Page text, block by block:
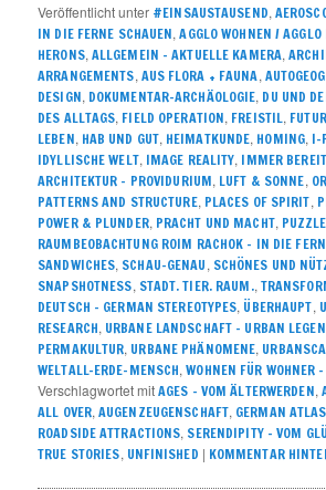
Veröffentlicht unter #EINSAUSTAUSEND,
IN DIE FERNE SCHAUEN,AGGLO WOHNEN /
HERONS, ALLGEMEIN – AKTUELLE KAMERA,
ARRANGEMENTS, AUS FLORA + FAUNA,
DESIGN, DOKUMENTAR-ARCHÄOLOGIE, DU UND
DES ALLTAGS, FIELD OPERATION, FREISTIL,
LEBEN, HAB UND GUT, HEIMATKUNDE, HOMING, I-
IDYLLISCHE WELT, IMAGE REALITY, IMMER BEREIT
ARCHITEKTUR – PROVIDURIUM, LUFT & SONNE,
PATTERNS AND STRUCTURE, PLACES OF SPIRIT,
POWER & PLUNDER, PRACHT UND MACHT,
RAUMBEOBACHTUNG ROIM RACHOK – IN DIE
SANDWICHES, SCHAU-GENAU, SCHÖNES UND
SNAPSHOTNESS, STADT. TIER. RAUM.,
DEUTSCH – GERMAN STEREOTYPES, ÜBERHAUPT,
RESEARCH, URBANE LANDSCHAFT – URBAN
PERMAKULTUR, URBANE PHÄNOMENE,
WELTALL-ERDE-MENSCH,WOHNEN FÜR WOHNER
Verschlagwortet mitAGES - VOM ÄLTERWERDEN,
ALL OVER,AUGENZEUGENSCHAFT, GERMAN
ROADSIDE ATTRACTIONS, SERENDIPITY – VOM
TRUE STORIES, UNFINISHED | KOMMENTAR